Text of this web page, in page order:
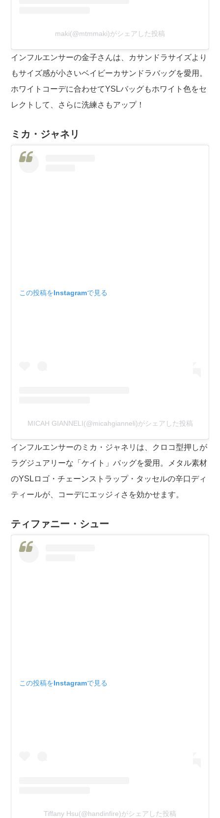
maki(@mtmmaki)がシェアした投稿
インフルエンサーの金子さんは、カサンドラサイズより
もサイズ感が小さいベイビーカサンドラバッグを愛用。
ホワイトコーデに合わせてYSLバッグもホワイト色をセ
レクトして、さらに洗練さもアップ！
ミカ・ジャネリ
この投稿をInstagramで見る
MICAH GIANNELI(@micahgianneli)がシェアした投稿
インフルエンサーのミカ・ジャネリは、クロコ型押しが
ラグジュアリーな「ケイト」バッグを愛用。メタル素材
のYSLロゴ・チェーンストラップ・タッセルの辛口ディ
ティールが、コーデにエッジィさを効かせます。
ティファニー・シュー
この投稿をInstagramで見る
Tiffany Hsu(@handinfire)がシェアした投稿